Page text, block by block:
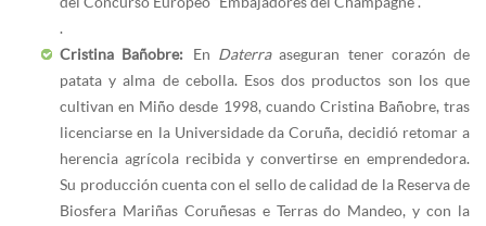
.
Cristina Bañobre:
En Daterraaseguran tener corazón de
patata y alma de cebolla. Esos dos productos son los que
cultivan en Miño desde 1998, cuando Cristina Bañobre, tras
licenciarse en la Universidade da Coruña, decidió retomar a
herencia agrícola recibida y convertirse en emprendedora.
Su producción cuenta con el sello de calidad de la Reserva de
Biosfera Mariñas Coruñesas e Terras do Mandeo, y con la